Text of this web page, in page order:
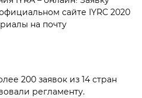
сайте IYRC 2020
на почту
200 заявок из 14 стран
регламенту.